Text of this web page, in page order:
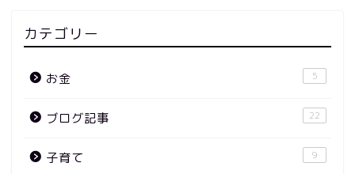
カテゴリー
お金 5
ブログ記事 22
子育て 9